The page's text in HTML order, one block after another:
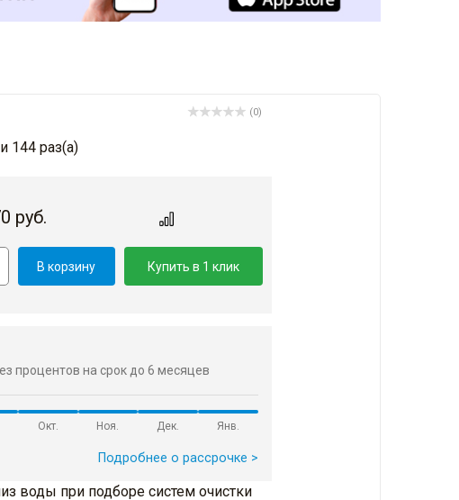
(0)
144 раз(a)
руб.
В корзину Купить в 1 клик
процентов на срок до 6 месяцев
Окт. Ноя. Дек. Янв.
Подробнее о рассрочке >
воды при подборе систем очистки